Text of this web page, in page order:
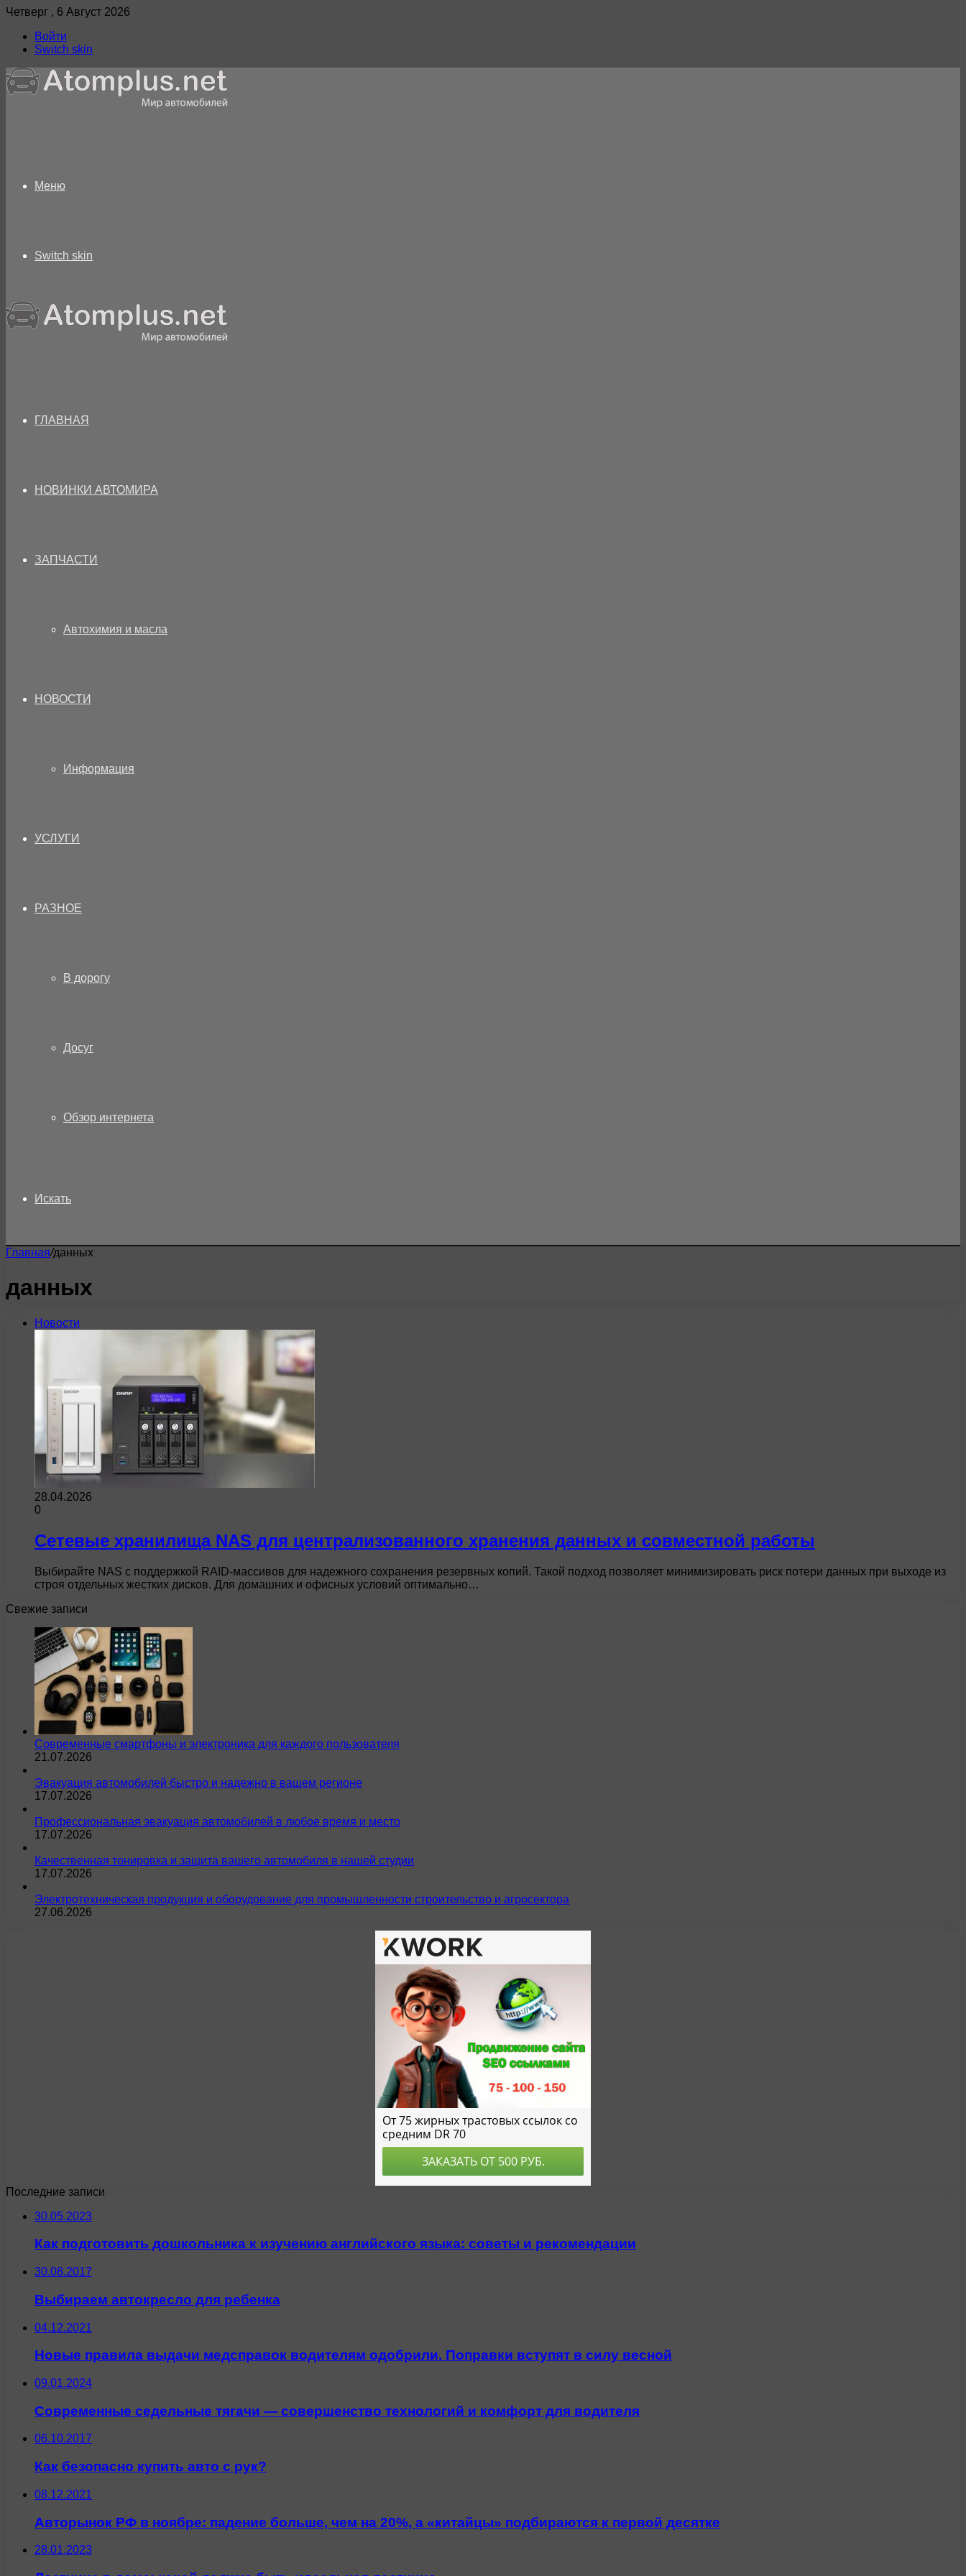
Четверг , 6 Август 2026
Войти
Switch skin
Меню
Switch skin
ГЛАВНАЯ
НОВИНКИ АВТОМИРА
ЗАПЧАСТИ
Автохимия и масла
НОВОСТИ
Информация
УСЛУГИ
РАЗНОЕ
В дорогу
Досуг
Обзор интернета
Искать
Главная/данных
данных
Новости
28.04.2026
0
Сетевые хранилища NAS для централизованного хранения данных и совместной работы
Выбирайте NAS с поддержкой RAID-массивов для надежного сохранения резервных копий. Такой подход позволяет минимизировать риск потери данных при выходе из
строя отдельных жестких дисков. Для домашних и офисных условий оптимально…
Свежие записи
Современные смартфоны и электроника для каждого пользователя
21.07.2026
Эвакуация автомобилей быстро и надежно в вашем регионе
17.07.2026
Профессиональная эвакуация автомобилей в любое время и место
17.07.2026
Качественная тонировка и защита вашего автомобиля в нашей студии
17.07.2026
Электротехническая продукция и оборудование для промышленности строительство и агросектора
27.06.2026
Последние записи
30.05.2023
Как подготовить дошкольника к изучению английского языка: советы и рекомендации
30.08.2017
Выбираем автокресло для ребенка
04.12.2021
Новые правила выдачи медсправок водителям одобрили. Поправки вступят в силу весной
09.01.2024
Современные седельные тягачи — совершенство технологий и комфорт для водителя
06.10.2017
Как безопасно купить авто с рук?
08.12.2021
Авторынок РФ в ноябре: падение больше, чем на 20%, а «китайцы» подбираются к первой десятке
28.01.2023